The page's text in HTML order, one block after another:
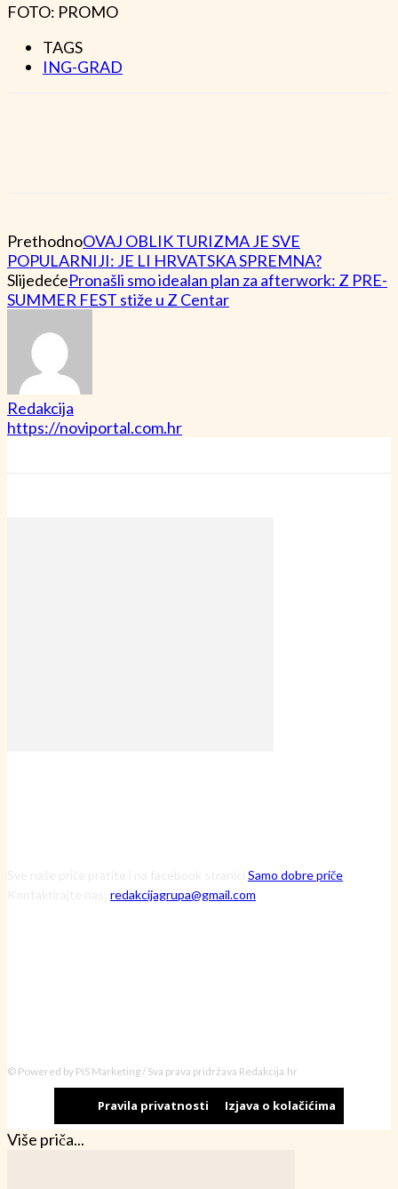
FOTO: PROMO
TAGS
ING-GRAD
PrethodnoOVAJ OBLIK TURIZMA JE SVE
POPULARNIJI: JE LI HRVATSKA SPREMNA?
SlijedećePronašli smo idealan plan za afterwork: Z PRE-
SUMMER FEST stiže u Z Centar
Redakcija
https://noviportal.com.hr
Samo dobre priče
redakcijagrupa@gmail.com
© Powered by PiS Marketing / Sva prava pridržava Redakcija.hr
Pravila privatnosti Izjava o kolačićima
Više priča...